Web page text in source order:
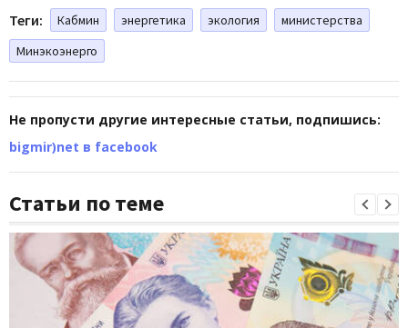
Теги: Кабмин энергетика экология
министерства
Минэкоэнерго
Не пропусти другие интересные статьи, подпишись:
bigmir)net в facebook
Статьи по теме